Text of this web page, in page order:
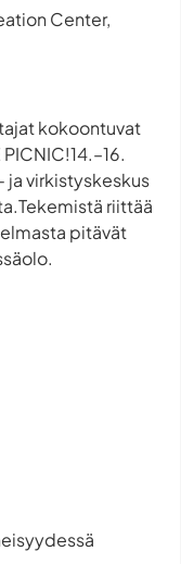
Center,
kokoontuvat
ja virkistyskeskus
riittää
pitävät